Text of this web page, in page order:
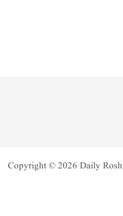
Copyright © 2026 Daily